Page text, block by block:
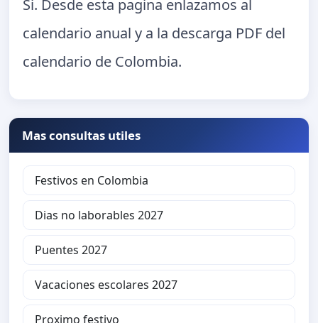
Si. Desde esta pagina enlazamos al
calendario anual y a la descarga PDF del
calendario de Colombia.
Mas consultas utiles
Festivos en Colombia
Dias no laborables 2027
Puentes 2027
Vacaciones escolares 2027
Proximo festivo